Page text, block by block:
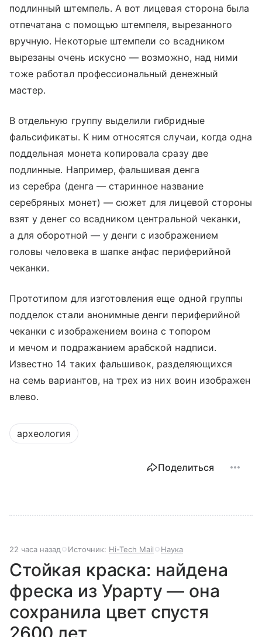
подлинный штемпель. А вот лицевая сторона была
отпечатана с помощью штемпеля, вырезанного
вручную. Некоторые штемпели со всадником
вырезаны очень искусно — возможно, над ними
тоже работал профессиональный денежный
мастер.
В отдельную группу выделили гибридные
фальсификаты. К ним относятся случаи, когда одна
поддельная монета копировала сразу две
подлинные. Например, фальшивая денга
из серебра (денга — старинное название
серебряных монет) — сюжет для лицевой стороны
взят у денег со всадником центральной чеканки,
а для оборотной — у денги с изображением
головы человека в шапке анфас периферийной
чеканки.
Прототипом для изготовления еще одной группы
подделок стали анонимные денги периферийной
чеканки с изображением воина с топором
и мечом и подражанием арабской надписи.
Известно 14 таких фальшивок, разделяющихся
на семь вариантов, на трех из них воин изображен
влево.
археология
Поделиться
22 часа назад Источник: Hi-Tech Mail Наука
Стойкая краска: найдена
фреска из Урарту — она
сохранила цвет спустя